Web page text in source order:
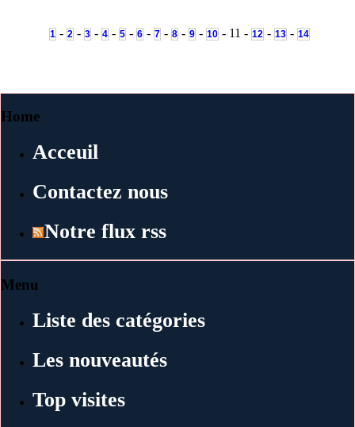
1 - 2 - 3 - 4 - 5 - 6 - 7 - 8 - 9 - 10 - 11 - 12 - 13 - 14
Home
Acceuil
Contactez nous
Notre flux rss
Menu
Liste des catégories
Les nouveautés
Top visites